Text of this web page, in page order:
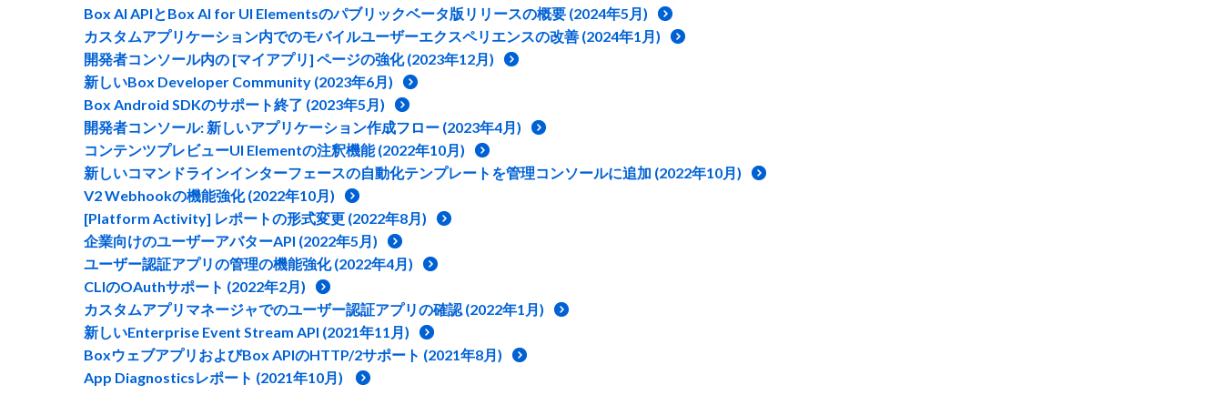
Box AI APIとBox AI for UI Elementsのパブリックベータ版リリースの概要 (2024年5月)
カスタムアプリケーション内でのモバイルユーザーエクスペリエンスの改善 (2024年1月)
開発者コンソール内の [マイアプリ] ページの強化 (2023年12月)
新しいBox Developer Community (2023年6月)
Box Android SDKのサポート終了 (2023年5月)
開発者コンソール: 新しいアプリケーション作成フロー (2023年4月)
コンテンツプレビューUI Elementの注釈機能 (2022年10月)
新しいコマンドラインインターフェースの自動化テンプレートを管理コンソールに追加 (2022年10月)
V2 Webhookの機能強化 (2022年10月)
[Platform Activity] レポートの形式変更 (2022年8月)
企業向けのユーザーアバターAPI (2022年5月)
ユーザー認証アプリの管理の機能強化 (2022年4月)
CLIのOAuthサポート (2022年2月)
カスタムアプリマネージャでのユーザー認証アプリの確認 (2022年1月)
新しいEnterprise Event Stream API (2021年11月)
BoxウェブアプリおよびBox APIのHTTP/2サポート (2021年8月)
App Diagnosticsレポート (2021年10月)